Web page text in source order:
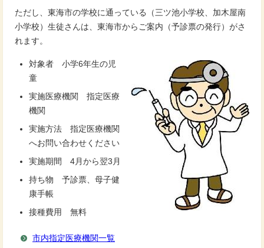
ただし、東海市の学校に通っている（三ツ池小学校、加木屋南
小学校）生徒さんは、東海市からご案内（予診票の発行）がさ
れます。
対象者 小学6年生の児
童
実施医療機関 指定医療
機関
実施方法 指定医療機関
へお問い合わせください
実施期間 4月から翌3月
持ち物 予診票、母子健
康手帳
接種費用 無料
市内指定医療機関一覧